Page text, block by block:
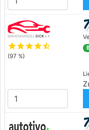
starstarstarstarstar_half
(97 %)